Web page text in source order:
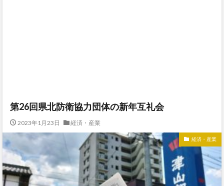
第26回県北防衛協力団体の新年互礼会
2023年1月23日 経済・産業
経済・産業